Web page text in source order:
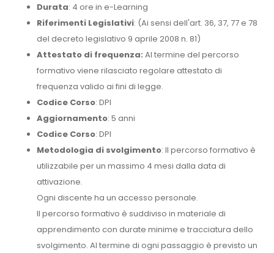
Durata: 4 ore in e-Learning
Riferimenti Legislativi: (Ai sensi dell'art. 36, 37, 77 e 78
del decreto legislativo 9 aprile 2008 n. 81)
Attestato di frequenza: Al termine del percorso
formativo viene rilasciato regolare attestato di
frequenza valido ai fini di legge.
Codice Corso: DPI
Aggiornamento: 5 anni
Codice Corso: DPI
Metodologia di svolgimento: Il percorso formativo è
utilizzabile per un massimo 4 mesi dalla data di
attivazione.
Ogni discente ha un accesso personale.
Il percorso formativo è suddiviso in materiale di
apprendimento con durate minime e tracciatura dello
svolgimento. Al termine di ogni passaggio è previsto un